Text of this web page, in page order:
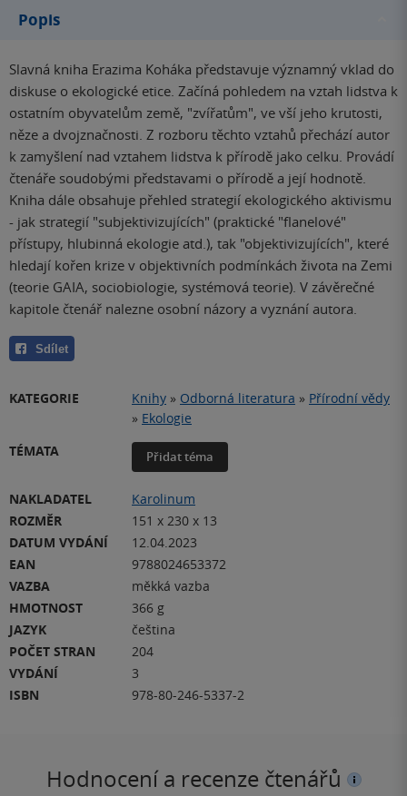
Popis
Slavná kniha Erazima Koháka představuje významný vklad do
diskuse o ekologické etice. Začíná pohledem na vztah lidstva k
ostatním obyvatelům země, "zvířatům", ve vší jeho krutosti,
něze a dvojznačnosti. Z rozboru těchto vztahů přechází autor
k zamyšlení nad vztahem lidstva k přírodě jako celku. Provádí
čtenáře soudobými představami o přírodě a její hodnotě.
Kniha dále obsahuje přehled strategií ekologického aktivismu
- jak strategií "subjektivizujících" (praktické "flanelové"
přístupy, hlubinná ekologie atd.), tak "objektivizujících", které
hledají kořen krize v objektivních podmínkách života na Zemi
(teorie GAIA, sociobiologie, systémová teorie). V závěrečné
kapitole čtenář nalezne osobní názory a vyznání autora.
Sdílet
KATEGORIE Knihy » Odborná literatura » Přírodní vědy
» Ekologie
TÉMATA
Přidat téma
NAKLADATEL
Karolinum
ROZMĚR
151 x 230 x 13
DATUM VYDÁNÍ
12.04.2023
EAN
9788024653372
VAZBA
měkká vazba
HMOTNOST
366 g
JAZYK
čeština
POČET STRAN
204
VYDÁNÍ
3
ISBN
978-80-246-5337-2
Hodnocení a recenze čtenářů